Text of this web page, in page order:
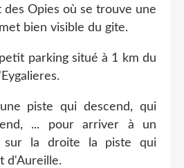
des Opies où se trouve une
bien visible du gite.
parking situé à 1 km du
piste qui descend, qui
... pour arriver à un
sur la droite la piste qui
d'Aureille.